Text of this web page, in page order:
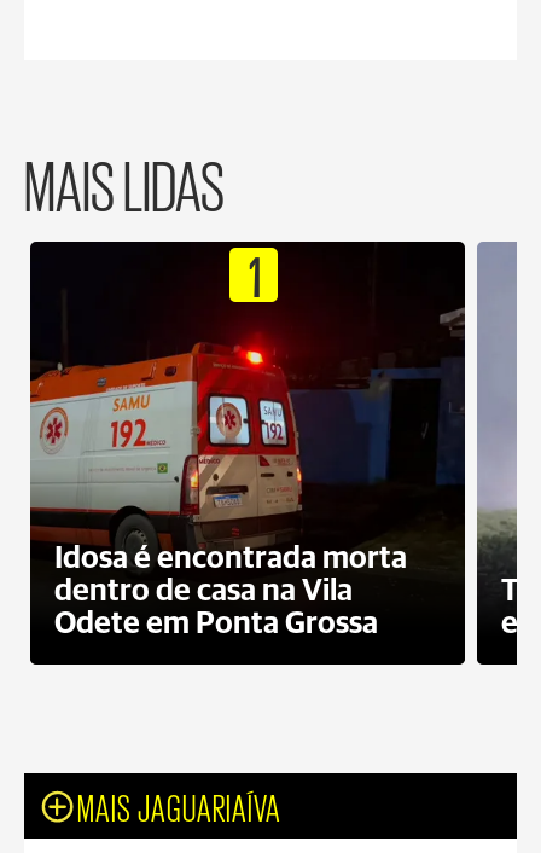
MAIS LIDAS
1
Idosa é encontrada morta
dentro de casa na Vila
Odete em Ponta Grossa
e
MAIS JAGUARIAÍVA